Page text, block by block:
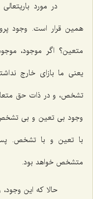
در مورد
همین قرار است. وجود
متعین؟ اگر موجود،
یعنى ما بازاى خارج
تشخص، و در ذات حق متعال
وجود بى تعین و بى
با تعین و با تشخص.
متشخص خواهد بود.
حالا كه این